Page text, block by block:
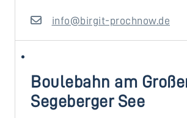
info@birgit-prochnow.de
Boulebahn am
Segeberger See